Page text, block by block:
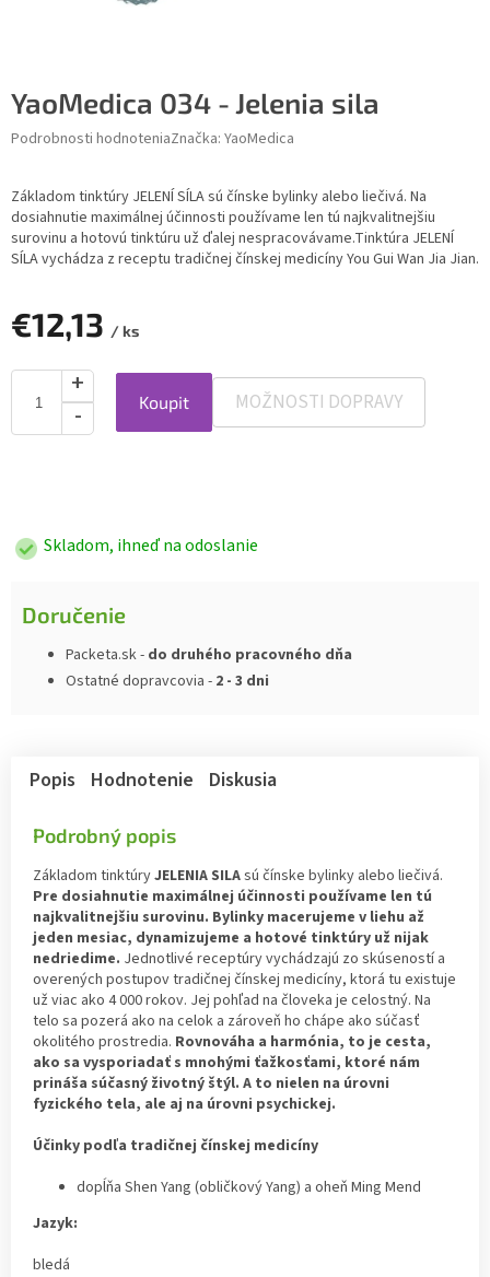
YaoMedica 034 - Jelenia sila
Podrobnosti hodnoteniaZnačka: YaoMedica
Základom tinktúry JELENÍ SÍLA sú čínske bylinky alebo liečivá. Na
dosiahnutie maximálnej účinnosti používame len tú najkvalitnejšiu
surovinu a hotovú tinktúru už ďalej nespracovávame.Tinktúra JELENÍ
SÍLA vychádza z receptu tradičnej čínskej medicíny You Gui Wan Jia Jian.
€12,13 / ks
Koupit MOŽNOSTI DOPRAVY
Skladom, ihneď na odoslanie
Doručenie
Packeta.sk - do druhého pracovného dňa
Ostatné dopravcovia - 2 - 3 dni
Popis Hodnotenie Diskusia
Podrobný popis
Základom tinktúryJELENIA SILAsú čínske bylinky alebo liečivá.
Pre dosiahnutie maximálnej účinnosti používame len tú
najkvalitnejšiu surovinu. Bylinky macerujeme v liehu až
jeden mesiac, dynamizujeme a hotové tinktúry už nijak
nedriedime. Jednotlivé receptúry vychádzajú zo skúseností a
overených postupov tradičnej čínskej medicíny, ktorá tu existuje
už viac ako 4 000 rokov. Jej pohľad na človeka je celostný. Na
telo sa pozerá ako na celok a zároveň ho chápe ako súčasť
okolitého prostredia. Rovnováha a harmónia, to je cesta,
ako sa vysporiadať s mnohými ťažkosťami, ktoré nám
prináša súčasný životný štýl. A to nielen na úrovni
fyzického tela, ale aj na úrovni psychickej.
Účinky podľa tradičnej čínskej medicíny
dopĺňa Shen Yang (obličkový Yang) a oheň Ming Mend
Jazyk:
bledá